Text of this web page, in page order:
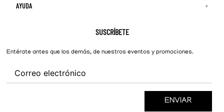
Reebok
Quiénes Somos
AYUDA +
SUSCRÍBETE
Entérate antes que los demás, de nuestros eventos y promociones.
ENVIAR